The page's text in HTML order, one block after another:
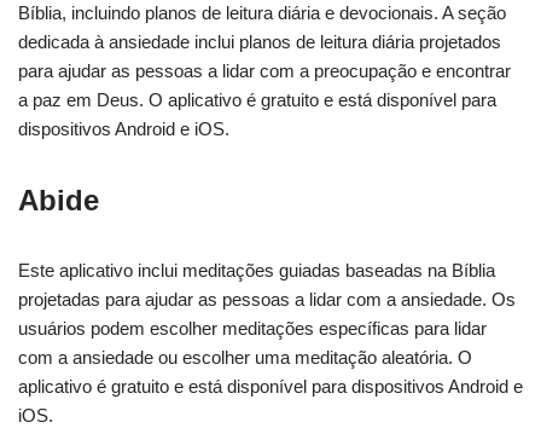
Bíblia, incluindo planos de leitura diária e devocionais. A seção
dedicada à ansiedade inclui planos de leitura diária projetados
para ajudar as pessoas a lidar com a preocupação e encontrar
a paz em Deus. O aplicativo é gratuito e está disponível para
dispositivos Android e iOS.
Abide
Este aplicativo inclui meditações guiadas baseadas na Bíblia
projetadas para ajudar as pessoas a lidar com a ansiedade. Os
usuários podem escolher meditações específicas para lidar
com a ansiedade ou escolher uma meditação aleatória. O
aplicativo é gratuito e está disponível para dispositivos Android e
iOS.